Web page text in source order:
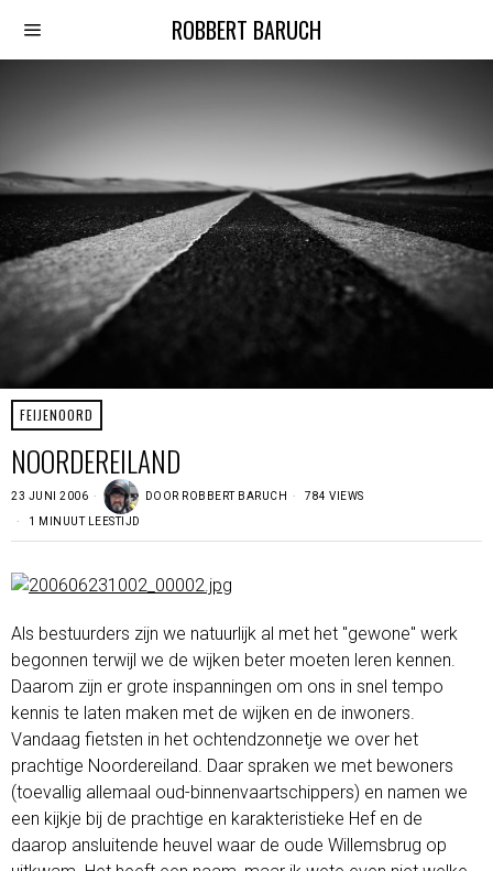
ROBBERT BARUCH
FEIJENOORD
NOORDEREILAND
23 JUNI 2006 DOOR ROBBERT BARUCH 784 VIEWS
1 MINUUT LEESTIJD
Als bestuurders zijn we natuurlijk al met het "gewone" werk
begonnen terwijl we de wijken beter moeten leren kennen.
Daarom zijn er grote inspanningen om ons in snel tempo
kennis te laten maken met de wijken en de inwoners.
Vandaag fietsten in het ochtendzonnetje we over het
prachtige Noordereiland. Daar spraken we met bewoners
(toevallig allemaal oud-binnenvaartschippers) en namen we
een kijkje bij de prachtige en karakteristieke Hef en de
daarop ansluitende heuvel waar de oude Willemsbrug op